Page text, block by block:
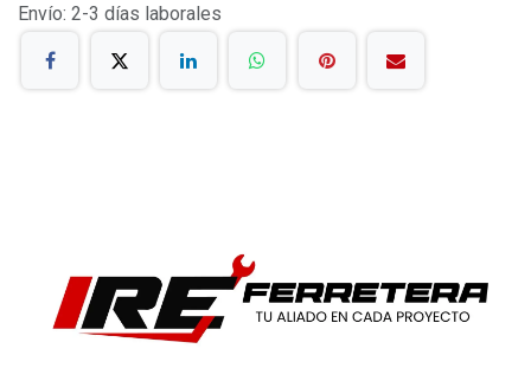
Envío: 2-3 días laborales